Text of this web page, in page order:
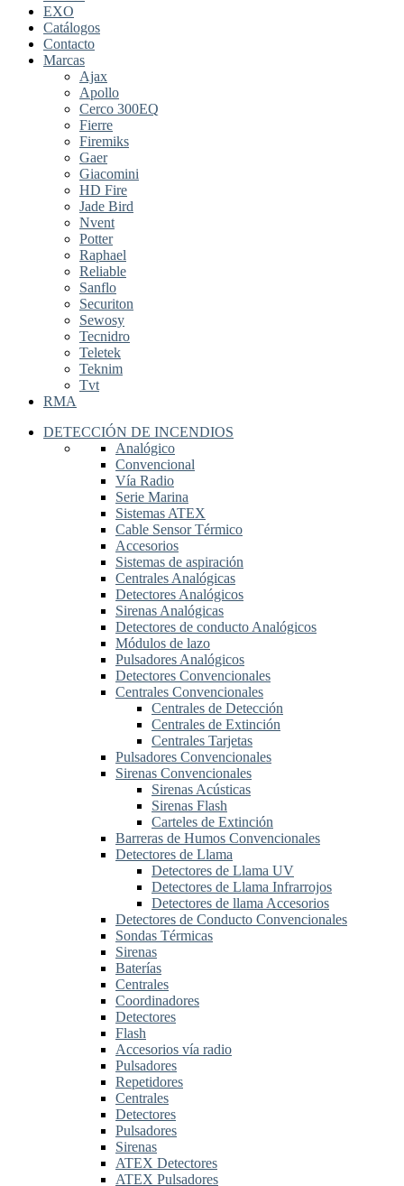
EXO
Catálogos
Contacto
Marcas
Ajax
Apollo
Cerco 300EQ
Fierre
Firemiks
Gaer
Giacomini
HD Fire
Jade Bird
Nvent
Potter
Raphael
Reliable
Sanflo
Securiton
Sewosy
Tecnidro
Teletek
Teknim
Tvt
RMA
DETECCIÓN DE INCENDIOS
Analógico
Convencional
Vía Radio
Serie Marina
Sistemas ATEX
Cable Sensor Térmico
Accesorios
Sistemas de aspiración
Centrales Analógicas
Detectores Analógicos
Sirenas Analógicas
Detectores de conducto Analógicos
Módulos de lazo
Pulsadores Analógicos
Detectores Convencionales
Centrales Convencionales
Centrales de Detección
Centrales de Extinción
Centrales Tarjetas
Pulsadores Convencionales
Sirenas Convencionales
Sirenas Acústicas
Sirenas Flash
Carteles de Extinción
Barreras de Humos Convencionales
Detectores de Llama
Detectores de Llama UV
Detectores de Llama Infrarrojos
Detectores de llama Accesorios
Detectores de Conducto Convencionales
Sondas Térmicas
Sirenas
Baterías
Centrales
Coordinadores
Detectores
Flash
Accesorios vía radio
Pulsadores
Repetidores
Centrales
Detectores
Pulsadores
Sirenas
ATEX Detectores
ATEX Pulsadores